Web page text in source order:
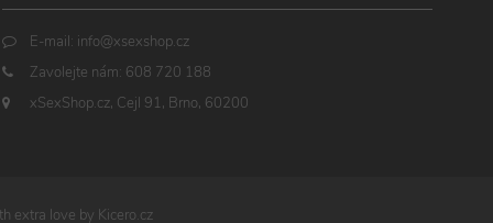
E-mail: info@xsexshop.cz
Zavolejte nám: 608 720 188
xSexShop.cz, Cejl 91, Brno, 60200
extra love by Kicero.cz